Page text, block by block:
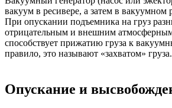
вакуум в ресивере, а затем в вакуумном
При опускании подъемника на груз
отрицательным и внешним
способствует прижатию груза к
правило, это называют «захватом» груза.
Опускание и